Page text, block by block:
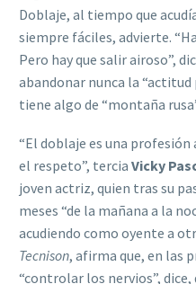
Doblaje, al tiempo que
siempre fáciles, advierte.
Pero hay que salir airoso”,
abandonar nunca la
tiene algo de “montaña
“El doblaje es una profesión
el respeto”, tercia Vicky
joven actriz, quien tras su
meses “de la mañana a la
acudiendo como oyente a
Tecnison, afirma que, en las
“controlar los nervios”,